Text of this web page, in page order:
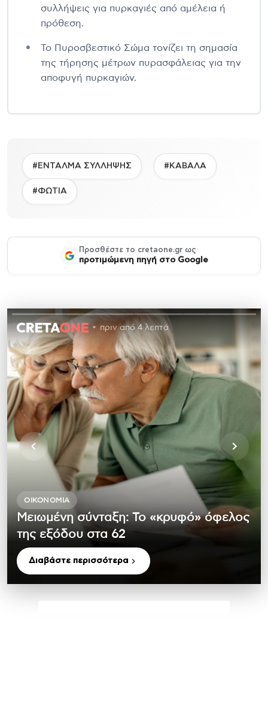
συλλήψεις για πυρκαγιές από αμέλεια ή
πρόθεση.
Το Πυροσβεστικό Σώμα τονίζει τη σημασία
της τήρησης μέτρων πυρασφάλειας για την
αποφυγή πυρκαγιών.
#ΕΝΤΑΛΜΑ ΣΥΛΛΗΨΗΣ #ΚΑΒΑΛΑ
#ΦΩΤΙΑ
Προσθέστε το cretaone.gr ως
προτιμώμενη πηγή στο Google
πριν από 4 λεπτά
ΟΙΚΟΝΟΜΊΑ
Μειωμένη σύνταξη: Το «κρυφό» όφελος
της εξόδου στα 62
Διαβάστε περισσότερα